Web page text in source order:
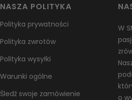
przyjmujemy również zwrotów
konkretnego produktu, prosimy o
Niestety nie możemy przyjmować
przecenionych ani bonów
Wymiany
Najszybszym sposobem na
NASZA POLITYKA
Polityka prywatności
Polityka zwrotów
Polityka wysyłki
Warunki ogólne
Śledź swoje zamówienie
W
o